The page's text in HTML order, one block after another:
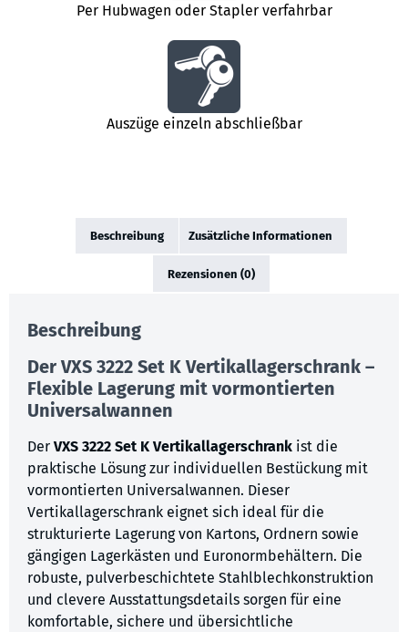
Per Hubwagen oder Stapler verfahrbar
Auszüge einzeln abschließbar
Beschreibung Zusätzliche Informationen
Rezensionen (0)
Beschreibung
Der VXS 3222 Set K Vertikallagerschrank –
Flexible Lagerung mit vormontierten
Universalwannen
Der VXS 3222 Set K Vertikallagerschrank ist die
praktische Lösung zur individuellen Bestückung mit
vormontierten Universalwannen. Dieser
Vertikallagerschrank eignet sich ideal für die
strukturierte Lagerung von Kartons, Ordnern sowie
gängigen Lagerkästen und Euronormbehältern. Die
robuste, pulverbeschichtete Stahlblechkonstruktion
und clevere Ausstattungsdetails sorgen für eine
komfortable, sichere und übersichtliche